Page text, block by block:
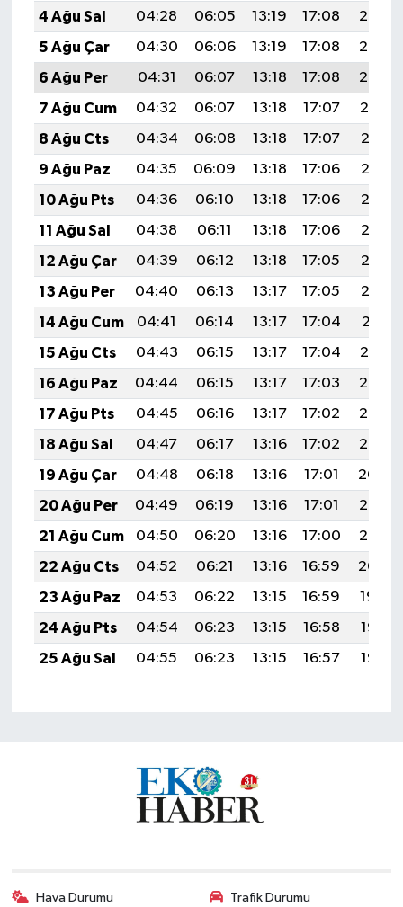
4 Ağu Sal
04:28 06:05 13:19 17:08
20:23
5 Ağu Çar
04:30 06:06 13:19 17:08
20:22
6 Ağu Per
04:31 06:07 13:18 17:08
20:20
7 Ağu Cum
04:32 06:07 13:18 17:07
20:19
8 Ağu Cts
04:34 06:08 13:18 17:07
20:18
9 Ağu Paz
04:35 06:09 13:18 17:06
20:17
10 Ağu Pts
04:36 06:10 13:18 17:06
20:16
11 Ağu Sal
04:38 06:11 13:18 17:06
20:15
12 Ağu Çar
04:39 06:12 13:18 17:05
20:13
13 Ağu Per
04:40 06:13 13:17 17:05
20:12
14 Ağu Cum
04:41 06:14 13:17 17:04
20:11
15 Ağu Cts
04:43 06:15 13:17 17:04
20:10
16 Ağu Paz
04:44 06:15 13:17 17:03
20:08
17 Ağu Pts
04:45 06:16 13:17 17:02
20:07
18 Ağu Sal
04:47 06:17 13:16 17:02
20:06
19 Ağu Çar
04:48 06:18 13:16 17:01
20:04
20 Ağu Per
04:49 06:19 13:16 17:01
20:03
21 Ağu Cum
04:50 06:20 13:16 17:00
20:02
22 Ağu Cts
04:52 06:21 13:16 16:59
20:00
23 Ağu Paz
04:53 06:22 13:15 16:59
19:59
24 Ağu Pts
04:54 06:23 13:15 16:58
19:58
25 Ağu Sal
04:55 06:23 13:15 16:57 19:56
Hava Durumu Trafik Durumu